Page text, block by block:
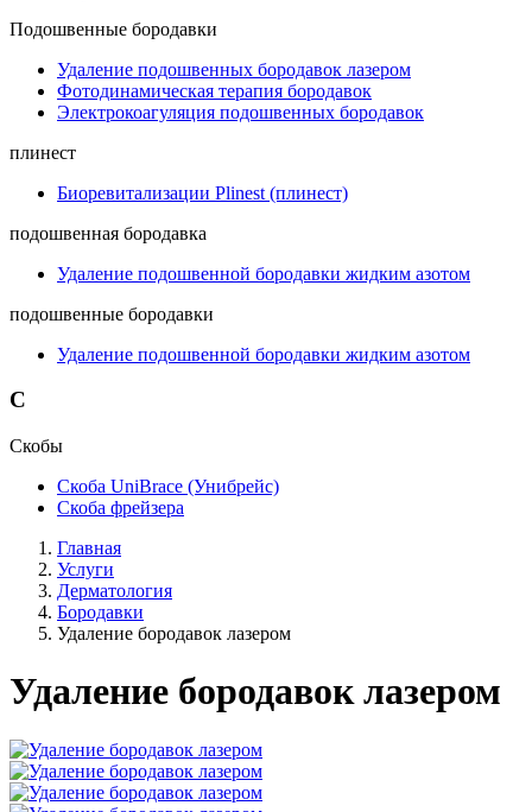
Подошвенные бородавки
Удаление подошвенных бородавок лазером
Фотодинамическая терапия бородавок
Электрокоагуляция подошвенных бородавок
плинест
Биоревитализации Plinest (плинест)
подошвенная бородавка
Удаление подошвенной бородавки жидким азотом
подошвенные бородавки
Удаление подошвенной бородавки жидким азотом
С
Скобы
Скоба UniBrace (Унибрейс)
Скоба фрейзера
Главная
Услуги
Дерматология
Бородавки
Удаление бородавок лазером
Удаление бородавок лазером